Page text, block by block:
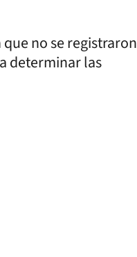
no se registraron
determinar las